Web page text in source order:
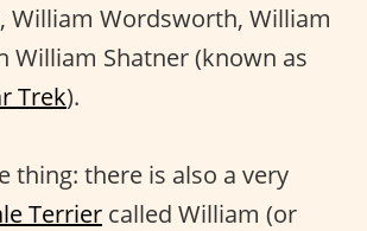
, William Wordsworth, William
William Shatner (known as
Trek).
thing: there is also a very
Terrier called William (or